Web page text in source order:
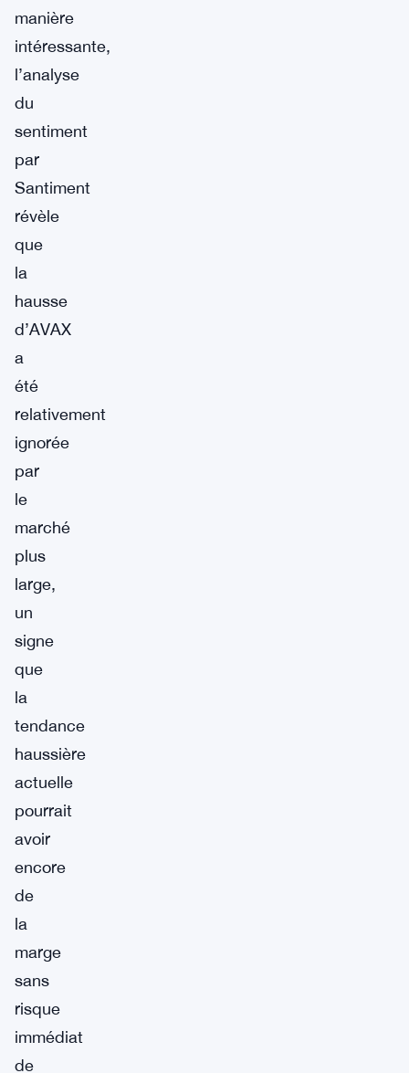
manière
intéressante,
l’analyse
du
sentiment
par
Santiment
révèle
que
la
hausse
d’AVAX
a
été
relativement
ignorée
par
le
marché
plus
large,
un
signe
que
la
tendance
haussière
actuelle
pourrait
avoir
encore
de
la
marge
sans
risque
immédiat
de